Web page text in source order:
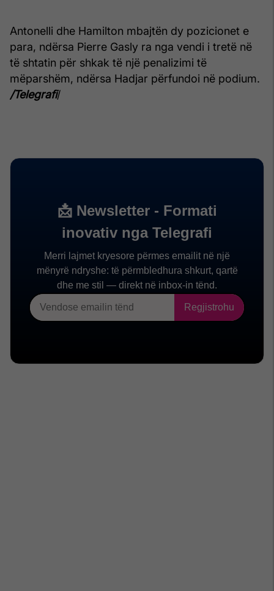
Antonelli dhe Hamilton mbajtën dy pozicionet e
para, ndërsa Pierre Gasly ra nga vendi i tretë në
të shtatin për shkak të një penalizimi të
mëparshëm, ndërsa Hadjar përfundoi në podium.
/Telegrafi/